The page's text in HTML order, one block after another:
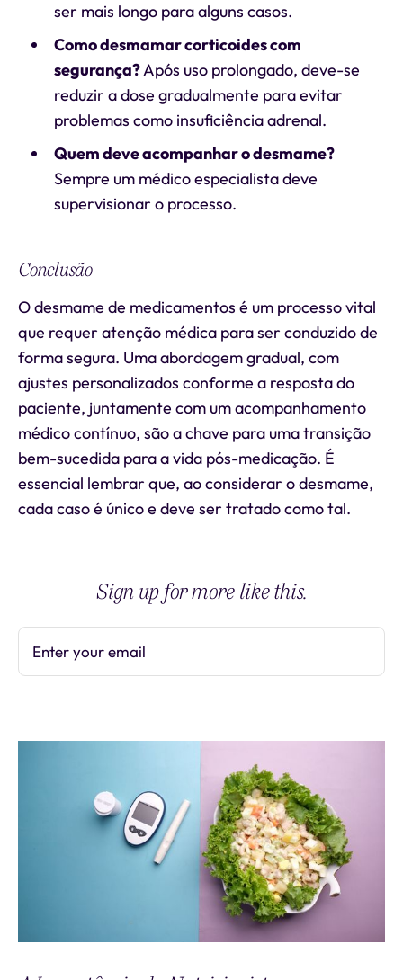
ser mais longo para alguns casos.
Como desmamar corticoides com
segurança?Após uso prolongado, deve-se
reduzir a dose gradualmente para evitar
problemas como insuficiência adrenal.
Quem deve acompanhar o desmame?
Sempre um médico especialista deve
supervisionar o processo.
Conclusão
O desmame de medicamentos é um processo vital
que requer atenção médica para ser conduzido de
forma segura. Uma abordagem gradual, com
ajustes personalizados conforme a resposta do
paciente, juntamente com um acompanhamento
médico contínuo, são a chave para uma transição
bem-sucedida para a vida pós-medicação. É
essencial lembrar que, ao considerar o desmame,
cada caso é único e deve ser tratado como tal.
Sign up for more like this.
Enter your email